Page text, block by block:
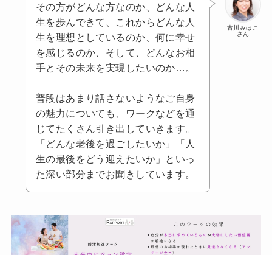
古川みほこ
さん
その方がどんな方なのか、どんな人
生を歩んできて、これからどんな人
生を理想としているのか、何に幸せ
を感じるのか、そして、どんなお相
手とその未来を実現したいのか…。
普段はあまり話さないようなご自身
の魅力についても、ワークなどを通
じてたくさん引き出していきます。
「どんな老後を過ごしたいか」「人
生の最後をどう迎えたいか」といっ
た深い部分までお聞きしています。